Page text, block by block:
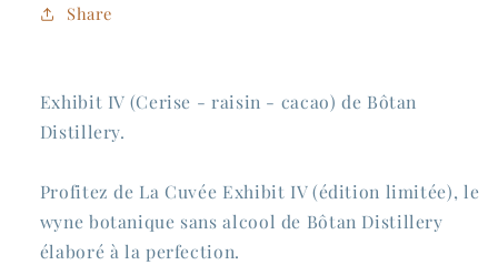
Share
Exhibit IV (Cerise - raisin - cacao) de Bôtan
Distillery.
Profitez de La Cuvée Exhibit IV (édition limitée), le
wyne botanique sans alcool de Bôtan Distillery
élaboré à la perfection.